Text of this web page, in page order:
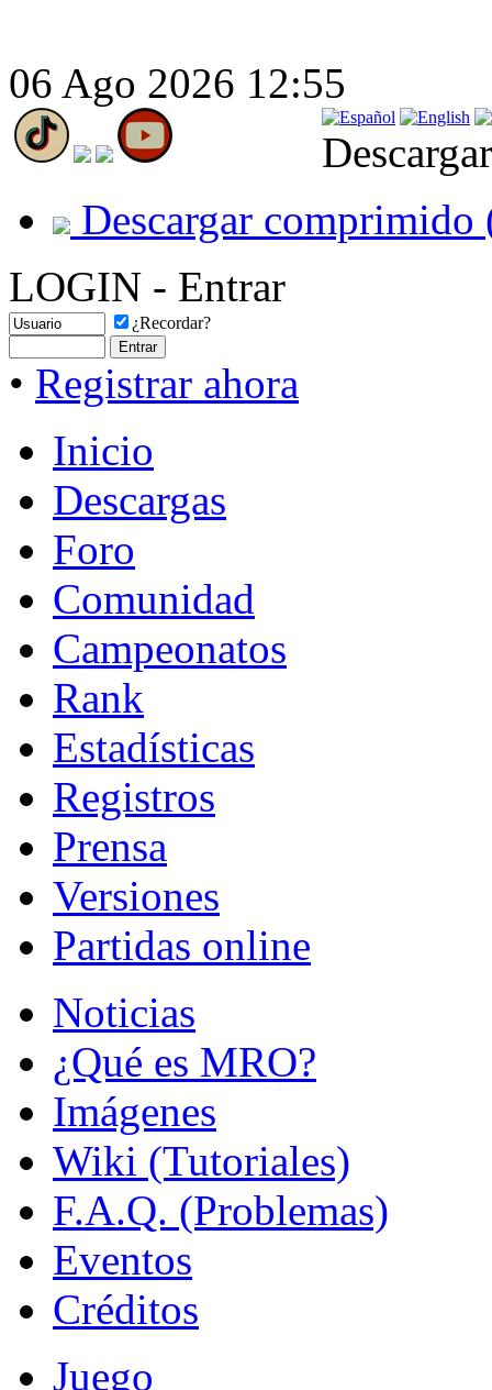
06 Ago 2026 12:55
Descargar comprimido
LOGIN - Entrar
¿Recordar?
• Registrar ahora
Inicio
Descargas
Foro
Comunidad
Campeonatos
Rank
Estadísticas
Registros
Prensa
Versiones
Partidas online
Noticias
¿Qué es MRO?
Imágenes
Wiki (Tutoriales)
F.A.Q. (Problemas)
Eventos
Créditos
Juego